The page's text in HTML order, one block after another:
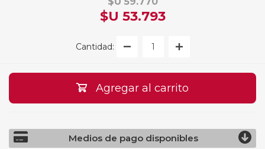
$U 53.793
Cantidad:
Agregar al carrito
Medios de pago disponibles